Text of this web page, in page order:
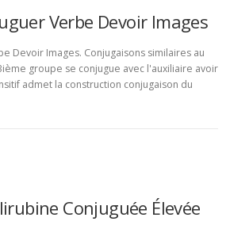
Verbe Devoir Images
Devoir Images. Conjugaisons similaires au
groupe se conjugue avec l'auxiliaire avoir
admet la construction conjugaison du
Conjuguée Élevée